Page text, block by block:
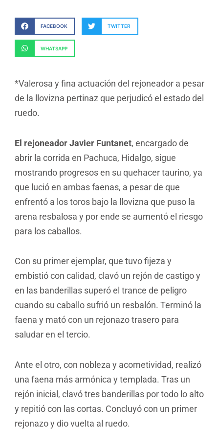
FACEBOOK TWITTER
WHATSAPP
*Valerosa y fina actuación del rejoneador a pesar
de la llovizna pertinaz que perjudicó el estado del
ruedo.
El rejoneador Javier Funtanet, encargado de
abrir la corrida en Pachuca, Hidalgo, sigue
mostrando progresos en su quehacer taurino, ya
que lució en ambas faenas, a pesar de que
enfrentó a los toros bajo la llovizna que puso la
arena resbalosa y por ende se aumentó el riesgo
para los caballos.
Con su primer ejemplar, que tuvo fijeza y
embistió con calidad, clavó un rejón de castigo y
en las banderillas superó el trance de peligro
cuando su caballo sufrió un resbalón. Terminó la
faena y mató con un rejonazo trasero para
saludar en el tercio.
Ante el otro, con nobleza y acometividad, realizó
una faena más armónica y templada. Tras un
rejón inicial, clavó tres banderillas por todo lo alto
y repitió con las cortas. Concluyó con un primer
rejonazo y dio vuelta al ruedo.